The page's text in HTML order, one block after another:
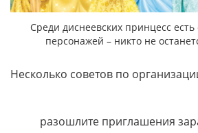
Среди диснеевских принцесс
персонажей – никто не
Несколько советов по
разошлите приглашения